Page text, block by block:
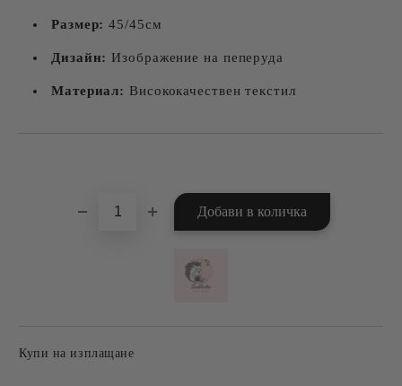
Размер: 45/45см
Дизайн: Изображение на пеперуда
Материал: Висококачествен текстил
Купи на изплащане